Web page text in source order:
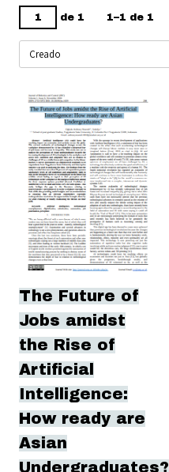
de 1 1–1 de 1
The Future of
Jobs amidst
the Rise of
Artificial
Intelligence:
How ready are
Asian
Undergraduates?